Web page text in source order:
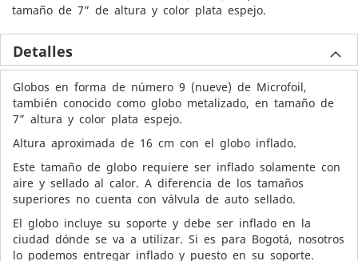
tamaño de 7” de altura y color plata espejo.
Detalles
Globos en forma de número 9 (nueve) de Microfoil,
también conocido como globo metalizado, en tamaño de
7” altura y color plata espejo.
Altura aproximada de 16 cm con el globo inflado.
Este tamaño de globo requiere ser inflado solamente con
aire y sellado al calor. A diferencia de los tamaños
superiores no cuenta con válvula de auto sellado.
El globo incluye su soporte y debe ser inflado en la
ciudad dónde se va a utilizar. Si es para Bogotá, nosotros
lo podemos entregar inflado y puesto en su soporte.